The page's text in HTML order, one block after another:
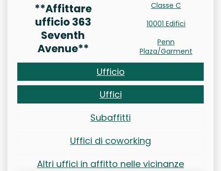
**Affittare
ufficio 363
Seventh
Avenue**
Classe C
10001 Edifici
Penn
Plaza/Garment
Ufficio
Uffici
Subaffitti
Uffici di coworking
Altri uffici in affitto nelle vicinanze